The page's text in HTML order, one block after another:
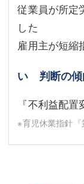
従業員が所定
した
雇用主が短縮
い 判断の傾
『不利益配
※育児休業指針『